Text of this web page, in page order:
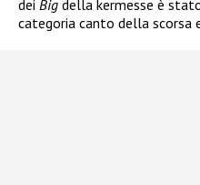
dei Big della kermesse è
categoria canto della scorsa